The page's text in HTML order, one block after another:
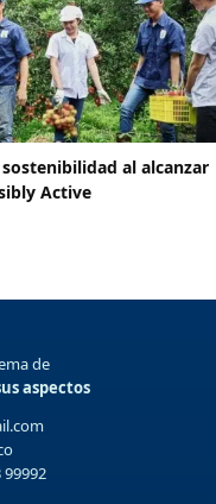
sostenibilidad al alcanzar
Active
de
aspectos
99992